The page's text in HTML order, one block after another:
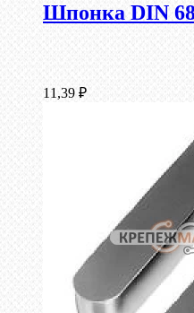
Шпонка DIN
11,39 ₽